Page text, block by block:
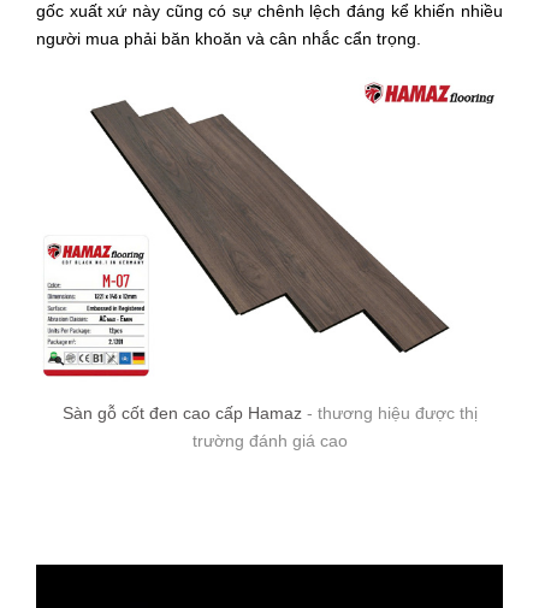
gốc xuất xứ này cũng có sự chênh lệch đáng kể khiến nhiều
người mua phải băn khoăn và cân nhắc cẩn trọng.
Sàn gỗ cốt đen cao cấp Hamaz- thương hiệu được thị
trường đánh giá cao